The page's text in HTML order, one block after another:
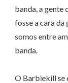
banda, a gente
fosse a cara da
somos entre
banda.
O Barbiekill se